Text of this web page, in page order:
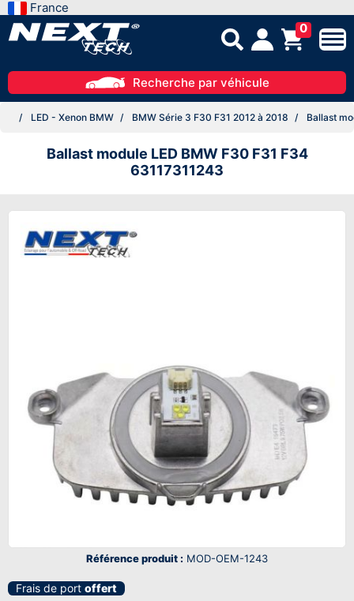
France
0
Recherche par véhicule
LED - Xenon BMW BMW Série 3 F30 F31 2012 à 2018 Ballast
Ballast module LED BMW F30 F31 F34
63117311243
Référence produit : MOD-OEM-1243
Frais de port offert